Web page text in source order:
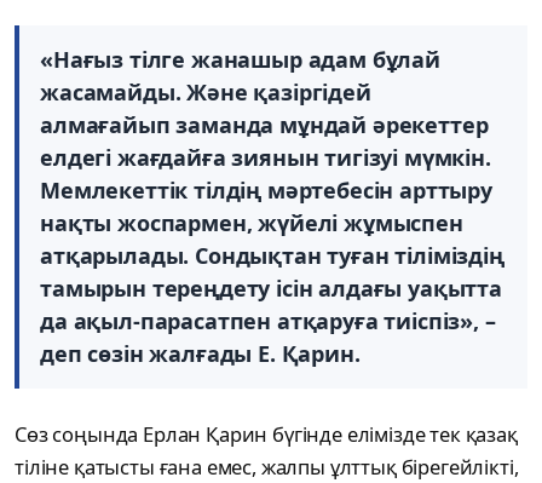
«Нағыз тілге жанашыр адам бұлай
жасамайды. Және қазіргідей
алмағайып заманда мұндай әрекеттер
елдегі жағдайға зиянын тигізуі мүмкін.
Мемлекеттік тілдің мәртебесін арттыру
нақты жоспармен, жүйелі жұмыспен
атқарылады. Сондықтан туған тіліміздің
тамырын тереңдету ісін алдағы уақытта
да ақыл-парасатпен атқаруға тиіспіз», –
деп сөзін жалғады Е. Қарин.
Сөз соңында Ерлан Қарин бүгінде елімізде тек қазақ
тіліне қатысты ғана емес, жалпы ұлттық бірегейлікті,